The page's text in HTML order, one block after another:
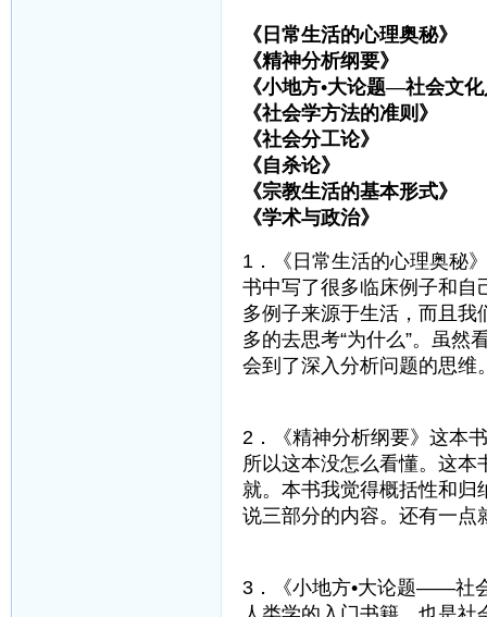
《日常生活的心理奥
《精神分析纲要》
《小地方•大论题—社会文
《社会学方法的准
《社会分工论》
《自杀论》
《宗教生活的基本形
《学术与政治》
1．《日常生活的心理奥秘
书中写了很多临床例子和自
多例子来源于生活，而且我
多的去思考“为什么”。虽然
会到了深入分析问题的思维
2．《精神分析纲要》这本
所以这本没怎么看懂。这
就。本书我觉得概括性和归
说三部分的内容。还有一点
3．《小地方•大论题——社